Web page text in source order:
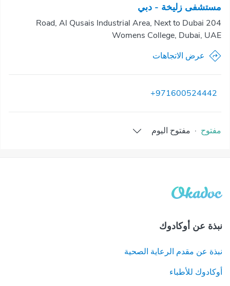
مستشفى زليخة - دبي
204 Road, Al Qusais Industrial Area, Next to Dubai
Womens College, Dubai, UAE
عرض الاتجاهات
+971600524442
مفتوح · مفتوح اليوم
نبذة عن أوكادوك
نبذة عن مقدم الرعاية الصحية
أوكادوك للأطباء